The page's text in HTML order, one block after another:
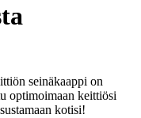
seinäkaappi on
optimoimaan keittiösi
kotisi!